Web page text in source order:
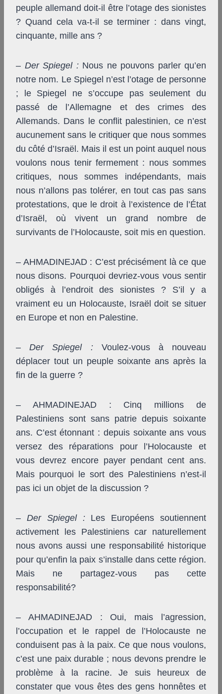
peuple allemand doit-il être l’otage des sionistes
? Quand cela va-t-il se terminer : dans vingt,
cinquante, mille ans ?
– Der Spiegel :Nous ne pouvons parler qu’en
notre nom. Le Spiegel n’est l’otage de personne
; le Spiegel ne s’occupe pas seulement du
passé de l’Allemagne et des crimes des
Allemands. Dans le conflit palestinien, ce n’est
aucunement sans le critiquer que nous sommes
du côté d’Israël. Mais il est un point auquel nous
voulons nous tenir fermement : nous sommes
critiques, nous sommes indépendants, mais
nous n’allons pas tolérer, en tout cas pas sans
protestations, que le droit à l’existence de l’État
d’Israël, où vivent un grand nombre de
survivants de l’Holocauste, soit mis en question.
– AHMADINEJAD : C’est précisément là ce que
nous disons. Pourquoi devriez-vous vous sentir
obligés à l’endroit des sionistes ? S’il y a
vraiment eu un Holocauste, Israël doit se situer
en Europe et non en Palestine.
–Der Spiegel :Voulez-vous à nouveau
déplacer tout un peuple soixante ans après la
fin de la guerre ?
– AHMADINEJAD : Cinq millions de
Palestiniens sont sans patrie depuis soixante
ans. C’est étonnant : depuis soixante ans vous
versez des réparations pour l’Holocauste et
vous devrez encore payer pendant cent ans.
Mais pourquoi le sort des Palestiniens n’est-il
pas ici un objet de la discussion ?
– Der Spiegel :Les Européens soutiennent
activement les Palestiniens car naturellement
nous avons aussi une responsabilité historique
pour qu’enfin la paix s’installe dans cette région.
Mais ne partagez-vous pas cette
responsabilité?
– AHMADINEJAD : Oui, mais l’agression,
l’occupation et le rappel de l’Holocauste ne
conduisent pas à la paix. Ce que nous voulons,
c’est une paix durable ; nous devons prendre le
problème à la racine. Je suis heureux de
constater que vous êtes des gens honnêtes et